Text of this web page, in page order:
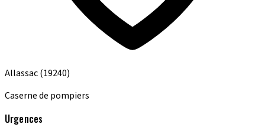
Allassac(19240)
Caserne de pompiers
Urgences